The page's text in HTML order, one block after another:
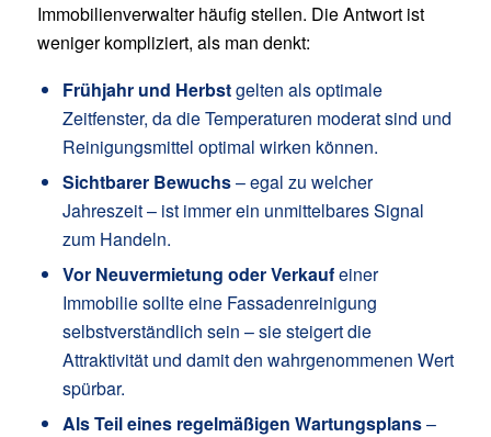
Immobilienverwalter häufig stellen. Die Antwort ist
weniger kompliziert, als man denkt:
Frühjahr und Herbstgelten als optimale
Zeitfenster, da die Temperaturen moderat sind und
Reinigungsmittel optimal wirken können.
Sichtbarer Bewuchs– egal zu welcher
Jahreszeit – ist immer ein unmittelbares Signal
zum Handeln.
Vor Neuvermietung oder Verkaufeiner
Immobilie sollte eine Fassadenreinigung
selbstverständlich sein – sie steigert die
Attraktivität und damit den wahrgenommenen Wert
spürbar.
Als Teil eines regelmäßigen Wartungsplans–